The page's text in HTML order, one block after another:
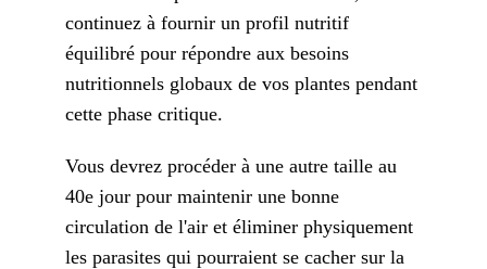
continuez à fournir un profil nutritif
équilibré pour répondre aux besoins
nutritionnels globaux de vos plantes pendant
cette phase critique.
Vous devrez procéder à une autre taille au
40e jour pour maintenir une bonne
circulation de l'air et éliminer physiquement
les parasites qui pourraient se cacher sur la